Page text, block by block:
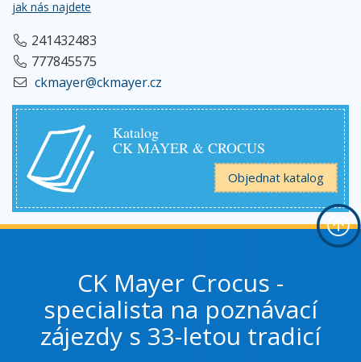
jak nás najdete
241432483
777845575
ckmayer@ckmayer.cz
Katalog
CK MAYER & CROCUS
Objednat katalog
CK Mayer Crocus -
specialista na poznávací
zájezdy s 33-letou tradicí